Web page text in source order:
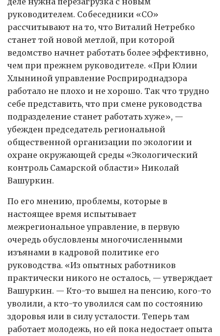
руководителем. Собеседники «СО»
рассчитывают на то, что Виталий Нетребко
станет той новой метлой, при которой
ведомство начнет работать более эффективно,
чем при прежнем руководителе. «При Юлии
Хлыниной управление Росприроднадзора
работало не плохо и не хорошо. Так что трудно
себе представить, что при смене руководства
подразделение станет работать хуже», —
убежден председатель региональной
общественной организации по экологии и
охране окружающей среды «Экологический
контроль Самарской области» Николай
Вашуркин.
По его мнению, проблемы, которые в
настоящее время испытывает
межрегиональное управление, в первую
очередь обусловлены многочисленными
изъянами в кадровой политике его
руководства. «Из опытных работников
практически никого не осталось, — утверждает
Вашуркин. — Кто-то вышел на пенсию, кого-то
уволили, а кто-то уволился сам по состоянию
здоровья или в силу усталости. Теперь там
работает молодежь, но ей пока недостает опыта